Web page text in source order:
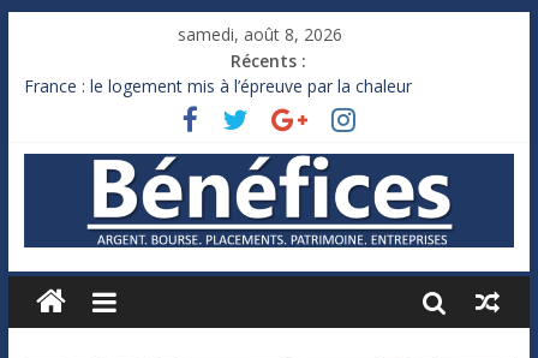
samedi, août 8, 2026
Récents :
France : le logement mis à l’épreuve par la chaleur
Des milliards de dollars de droits de douane déjà remboursés
Royaume-Uni : Andy Burnham recule sur l’impôt
Xavier Niel, le milliardaire qui ne touche presque rien
Ruée des fortunes russes vers l’étranger